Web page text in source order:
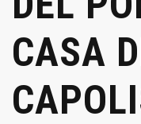
CASA